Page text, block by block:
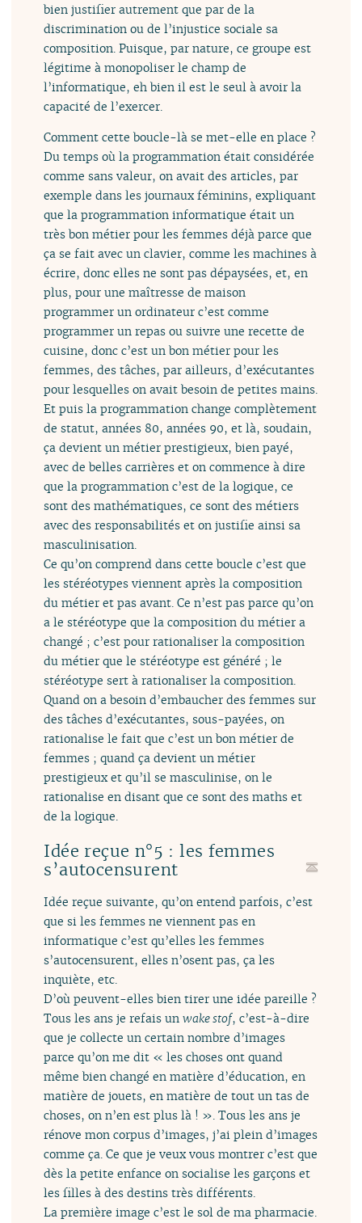
bien justifier autrement que par de la
discrimination ou de l’injustice sociale sa
composition. Puisque, par nature, ce groupe est
légitime à monopoliser le champ de
l’informatique, eh bien il est le seul à avoir la
capacité de l’exercer.
Comment cette boucle-là se met-elle en place ?
Du temps où la programmation était considérée
comme sans valeur, on avait des articles, par
exemple dans les journaux féminins, expliquant
que la programmation informatique était un
très bon métier pour les femmes déjà parce que
ça se fait avec un clavier, comme les machines à
écrire, donc elles ne sont pas dépaysées, et, en
plus, pour une maîtresse de maison
programmer un ordinateur c’est comme
programmer un repas ou suivre une recette de
cuisine, donc c’est un bon métier pour les
femmes, des tâches, par ailleurs, d’exécutantes
pour lesquelles on avait besoin de petites mains.
Et puis la programmation change complètement
de statut, années 80, années 90, et là, soudain,
ça devient un métier prestigieux, bien payé,
avec de belles carrières et on commence à dire
que la programmation c’est de la logique, ce
sont des mathématiques, ce sont des métiers
avec des responsabilités et on justifie ainsi sa
masculinisation.
Ce qu’on comprend dans cette boucle c’est que
les stéréotypes viennent après la composition
du métier et pas avant. Ce n’est pas parce qu’on
a le stéréotype que la composition du métier a
changé ; c’est pour rationaliser la composition
du métier que le stéréotype est généré ; le
stéréotype sert à rationaliser la composition.
Quand on a besoin d’embaucher des femmes sur
des tâches d’exécutantes, sous-payées, on
rationalise le fait que c’est un bon métier de
femmes ; quand ça devient un métier
prestigieux et qu’il se masculinise, on le
rationalise en disant que ce sont des maths et
de la logique.
Idée reçue n°5 : les femmes
s’autocensurent
Idée reçue suivante, qu’on entend parfois, c’est
que si les femmes ne viennent pas en
informatique c’est qu’elles les femmes
s’autocensurent, elles n’osent pas, ça les
inquiète, etc.
D’où peuvent-elles bien tirer une idée pareille ?
Tous les ans je refais unwake stof, c’est-à-dire
que je collecte un certain nombre d’images
parce qu’on me dit « les choses ont quand
même bien changé en matière d’éducation, en
matière de jouets, en matière de tout un tas de
choses, on n’en est plus là ! ». Tous les ans je
rénove mon corpus d’images, j’ai plein d’images
comme ça. Ce que je veux vous montrer c’est que
dès la petite enfance on socialise les garçons et
les filles à des destins très différents.
La première image c’est le sol de ma pharmacie.